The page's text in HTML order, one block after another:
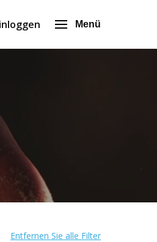
Menü
Entfernen Sie alle Filter